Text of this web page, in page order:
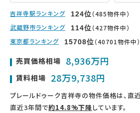
吉祥寺駅ランキング 124位（485物件中）
武蔵野市ランキング
114位（427物件中）
東京都ランキング
15708位（40701物件中）
売買価格相場 8,936万円
賃料相場 28万9,738円
プレールドゥーク吉祥寺の物件価格は、直
直近3年間で約14.8%下降しています。